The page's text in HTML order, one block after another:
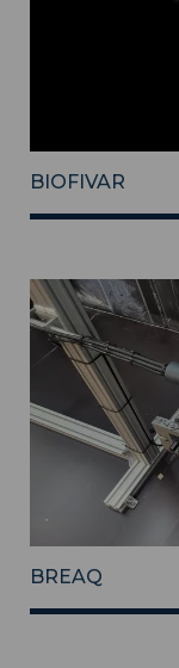
BIOFIVAR
BREAQ